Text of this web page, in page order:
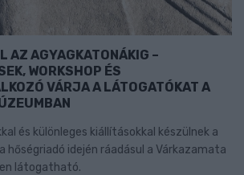
AZ AGYAGKATONÁKIG –
WORKSHOP ÉS
VÁRJA A LÁTOGATÓKAT A
és különleges kiállításokkal készülnek a
hőségriadó idején ráadásul a Várkazamata
látogatható.